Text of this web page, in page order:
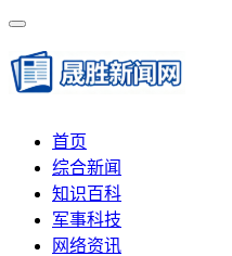
首页
综合新闻
知识百科
军事科技
网络资讯